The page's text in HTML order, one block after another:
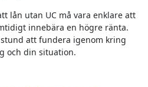
lån utan UC må vara enklare att
innebära en högre ränta.
att fundera igenom kring
och din situation.